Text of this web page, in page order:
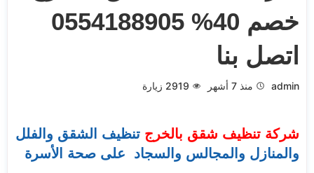
خصم 40% 0554188905
اتصل بنا
admin منذ 7 أشهر 2919 زيارة
شركة تنظيف شقق بالخرج تنظيف الشقق والفلل
والمنازل والمجالس والسجاد على صحة الأسرة